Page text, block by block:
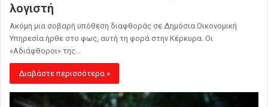
λογιστή
Ακόμη μια σοβαρή υπόθεση διαφθοράς σε Δημόσια Οικονομική
Υπηρεσία ήρθε στο φως, αυτή τη φορά στην Κέρκυρα. Οι
«Αδιάφθοροι» της…
Διαβάστε περισσότερα »